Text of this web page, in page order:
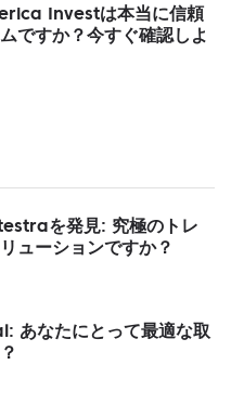
Investは本当に信頼
ですか？今すぐ確認しよ
を発見: 究極のトレ
ューションですか？
あなたにとって最適な取